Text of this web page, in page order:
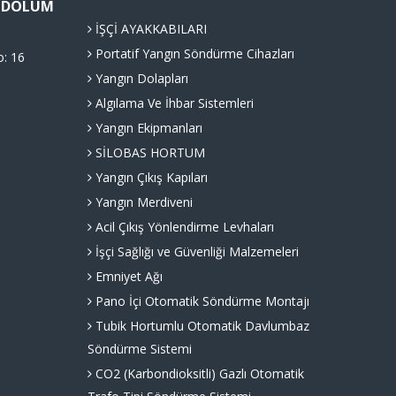
16
İŞÇİ AYAKKABILARI
Portatif Yangın Söndürme Cihazları
Yangın Dolapları
Algılama Ve İhbar Sistemleri
Yangın Ekipmanları
SİLOBAS HORTUM
Yangın Çıkış Kapıları
Yangın Merdiveni
Acil Çıkış Yönlendirme Levhaları
İşçi Sağlığı ve Güvenliği Malzemeleri
Emniyet Ağı
Pano İçi Otomatik Söndürme Montajı
Tubik Hortumlu Otomatik Davlumbaz
Söndürme Sistemi
CO2 (Karbondioksitli) Gazlı Otomatik